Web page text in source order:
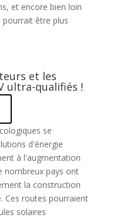
et encore bien loin
pourrait être plus
et les
ultra-qualifiés !
se
d'énergie
à l'augmentation
nombreux pays ont
la construction
Ces routes pourraient
solaires